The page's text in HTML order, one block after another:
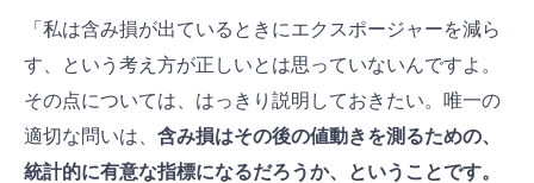
「私は含み損が出ているときにエクスポージャーを減ら
す、という考え方が正しいとは思っていないんですよ。
その点については、はっきり説明しておきたい。唯一の
適切な問いは、 含み損はその後の値動きを測るための、
統計的に有意な指標になるだろうか、ということです。